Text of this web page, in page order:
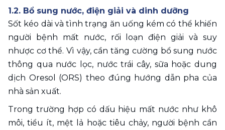
1.2. Bổ sung nước, điện giải và dinh dưỡng
Sốt kéo dài và tình trạng ăn uống kém có thể khiến
người bệnh mất nước, rối loạn điện giải và suy
nhược cơ thể. Vì vậy, cần tăng cường bổ sung nước
thông qua nước lọc, nước trái cây, sữa hoặc dung
dịch Oresol (ORS) theo đúng hướng dẫn pha của
nhà sản xuất.
Trong trường hợp có dấu hiệu mất nước như khô
môi, tiểu ít, mệt lả hoặc tiêu chảy, người bệnh cần